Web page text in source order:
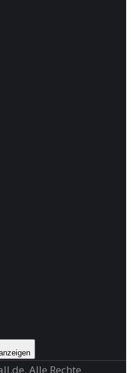
. Alle Rechte